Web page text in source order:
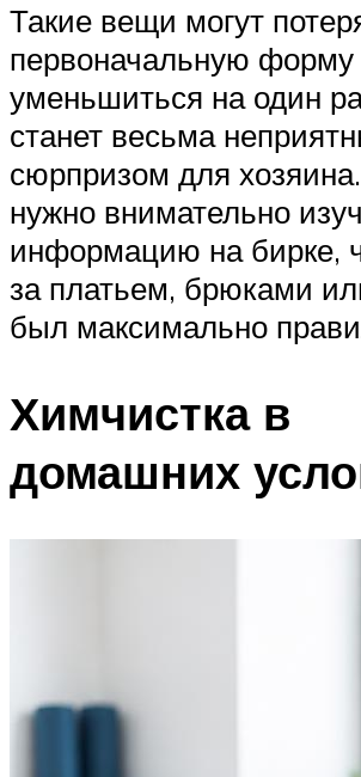
Такие вещи могут
первоначальную форму
уменьшиться на один
станет весьма
сюрпризом для
нужно внимательно
информацию на бирке,
за платьем, брюками
был максимально
Химчистка в
домашних